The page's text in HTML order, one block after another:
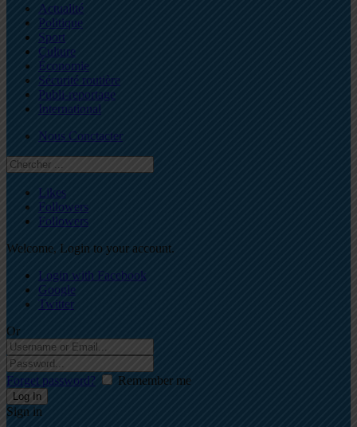
Actualité
Politique
Sport
Culture
Économie
Sécurité routière
Publi-reportage
International
Nous Conctacter
Likes
Followers
Followers
Welcome, Login to your account.
Login with Facebook
Google
Twitter
Or
Forget password? Remember me
Sign in